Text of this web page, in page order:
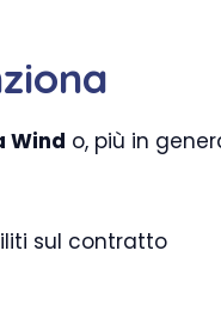
Wind o, più in
sul contratto